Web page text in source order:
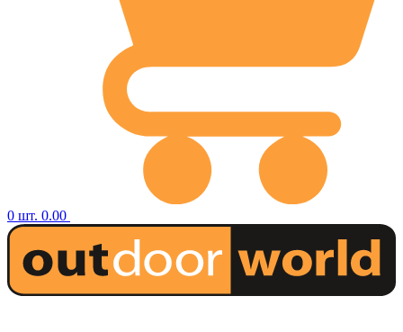
0 шт. 0.00